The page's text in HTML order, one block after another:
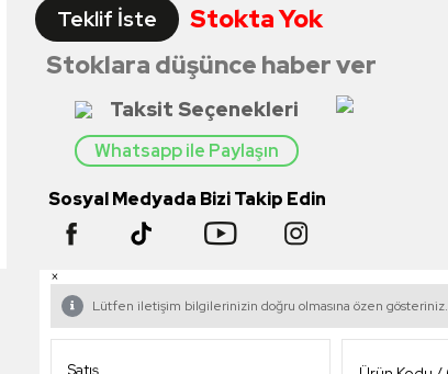
Teklif İste
Stokta Yok
Stoklara düşünce haber ver
Taksit Seçenekleri
Whatsapp ile Paylaşın
Sosyal Medyada Bizi Takip Edin
×
Lütfen iletişim bilgilerinizin doğru olmasına özen gösteriniz.